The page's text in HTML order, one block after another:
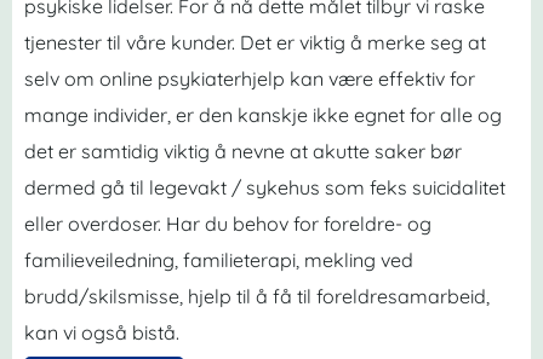
psykiske lidelser. For å nå dette målet tilbyr vi raske
tjenester til våre kunder. Det er viktig å merke seg at
selv om online psykiaterhjelp kan være effektiv for
mange individer, er den kanskje ikke egnet for alle og
det er samtidig viktig å nevne at akutte saker bør
dermed gå til legevakt / sykehus som feks suicidalitet
eller overdoser. Har du behov for foreldre- og
familieveiledning, familieterapi, mekling ved
brudd/skilsmisse, hjelp til å få til foreldresamarbeid,
kan vi også bistå.